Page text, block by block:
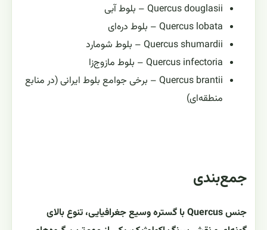
Quercus douglasii – بلوط آبی
Quercus lobata – بلوط دره‌ای
Quercus shumardii – بلوط شومارد
Quercus infectoria – بلوط مازوج‌زا
Quercus brantii – برخی جوامع بلوط ایرانی (در منابع
منطقه‌ای)
جمع‌بندی
جنس Quercus با گستره وسیع جغرافیایی، تنوع بالای